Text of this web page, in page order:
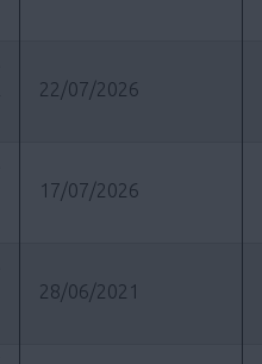
22/07/2026
17/07/2026
28/06/2021